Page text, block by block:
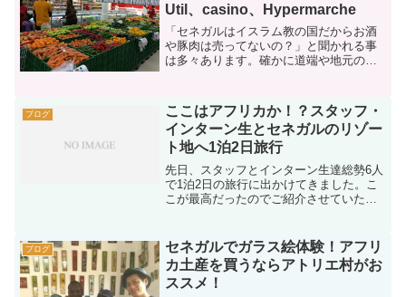
Util、casino、Hypermarche
「セネガルはイスラム教の国だからお酒
や豚肉は売ってないの？」と聞かれる事
は多々あります。確かに道端や地元の商
もお酒は売っていますし、一部のスーパ
ーでは豚肉も売っています...
ブログ
ここはアフリカか！？スタッフ・
インターン生とセネガルのリゾー
ト地へ1泊2日旅行
先日、スタッフとインターン生達総勢6人
で1泊2日の旅行に出かけてきました。こ
こが最高だったのでご紹介させていただ
「サリー」という場所にあります。この
サリーは欧米人観光客...
ブログ
セネガルでガラス絵体験！アフリ
カ土産を買うならアトリエ村がお
ススメ！